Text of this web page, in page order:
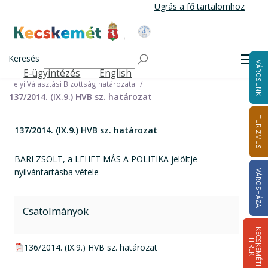
tartalomra
Ugrás a fő tartalomhoz
Kecskemét Város Honlapja
Keresés
Felső navigáció
E-ügyintézés English VÁROSUNK
TURIZMUS
VÁROSHÁZA
K
E
C
S
K
E
M
É
T
I
HÍ
R
E
K
Választási információk
Helyi önkormányzati képviselők és polgármester választás 2014
Helyi Választási Bizottság ülései, határozatai
Helyi Választási Bizottság határozatai
137/2014. (IX.9.) HVB sz. határozat
137/2014. (IX.9.) HVB sz. határozat
BARI ZSOLT, a LEHET MÁS A POLITIKA jelöltje
nyilvántartásba vétele
Csatolmányok
pdf csatolmány:
136/2014. (IX.9.) HVB sz. határozat